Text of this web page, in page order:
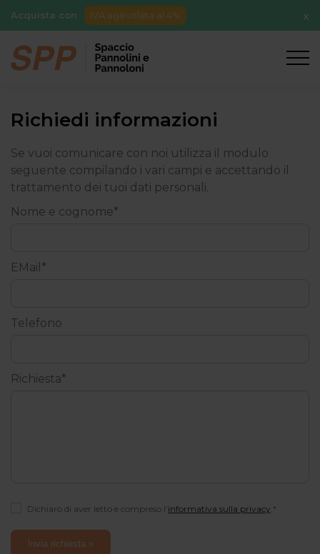
Acquista con IVA agevolata al 4% X
Richiedi informazioni
Se vuoi comunicare con noi utilizza il modulo
seguente compilando i vari campi e accettando il
trattamento dei tuoi dati personali.
Nome e cognome*
EMail*
Telefono
Richiesta*
Dichiaro di aver letto e compreso l’informativa sulla privacy .*